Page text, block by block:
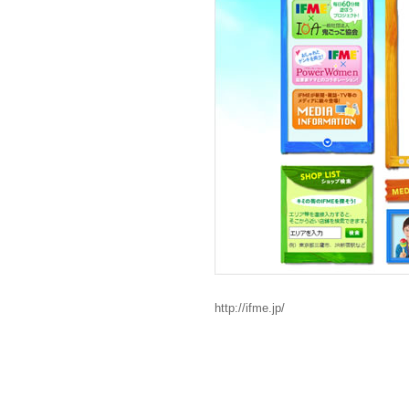
http://ifme.jp/